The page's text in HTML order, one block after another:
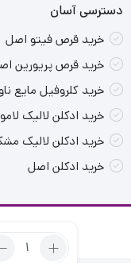
دسترسی آسان
خرید قرص فیتو اصل
خرید قرص پریورین
خرید کلروفیل مایع ناو
خرید ادکلن لالیک
خرید ادکلن لالیک
خرید ادکلن اصل
تمامی
تعداد: